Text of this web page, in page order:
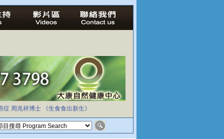
症 周兆祥博士 《生食食出新生》